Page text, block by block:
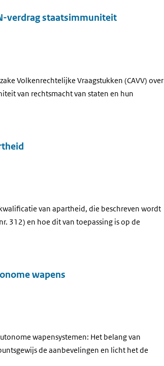
verdrag staatsimmuniteit
Volkenrechtelijke Vraagstukken (CAVV) over
van rechtsmacht van staten en hun
van apartheid, die beschreven wordt
312) en hoe dit van toepassing is op de
wapens
wapensystemen: Het belang van
de aanbevelingen en licht het de